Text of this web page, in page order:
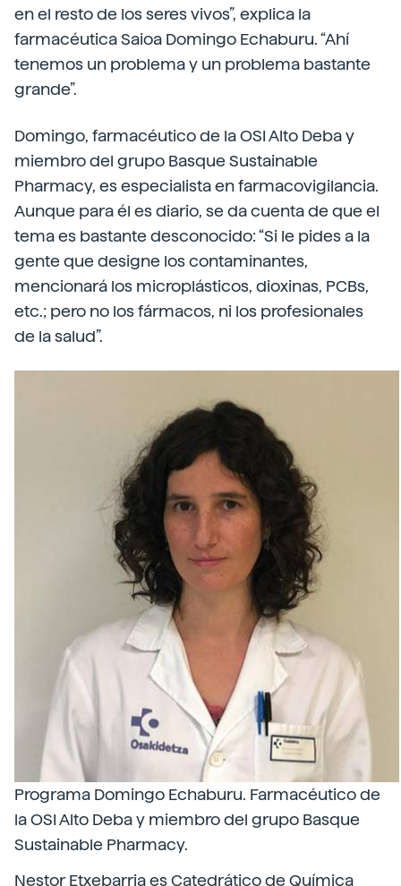
en el resto de los seres vivos”, explica la
farmacéutica Saioa Domingo Echaburu. “Ahí
tenemos un problema y un problema bastante
grande”.
Domingo, farmacéutico de la OSI Alto Deba y
miembro del grupo Basque Sustainable
Pharmacy, es especialista en farmacovigilancia.
Aunque para él es diario, se da cuenta de que el
tema es bastante desconocido: “Si le pides a la
gente que designe los contaminantes,
mencionará los microplásticos, dioxinas, PCBs,
etc.; pero no los fármacos, ni los profesionales
de la salud”.
Programa Domingo Echaburu. Farmacéutico de
la OSI Alto Deba y miembro del grupo Basque
Sustainable Pharmacy.
Nestor Etxebarria es Catedrático de Química